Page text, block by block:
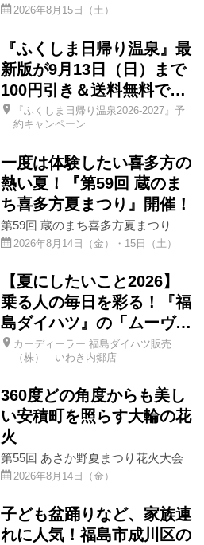
2026年8月15日（土）
『ふくしま日帰り温泉』最
新版が9月13日（日）まで
100円引き＆送料無料で…
『ふくしま日帰り温泉2026-2027』予
約キャンペーン
一度は体験したい喜多方の
熱い夏！『第59回 蔵のま
ち喜多方夏まつり』開催！
第59回 蔵のまち喜多方夏まつり
2026年8月14日（金）・15日（土）
【夏にしたいこと2026】
乗る人の毎日を彩る！『福
島ダイハツ』の「ムーヴ…
カーディーラー 福島ダイハツ販売
（株） いわき内郷店
360度どの角度からも美し
い安積町を照らす大輪の花
火
第55回 あさか野夏まつり花火大会
2026年8月14日（金）
子ども盆踊りなど、家族連
れに人気！福島市成川区の